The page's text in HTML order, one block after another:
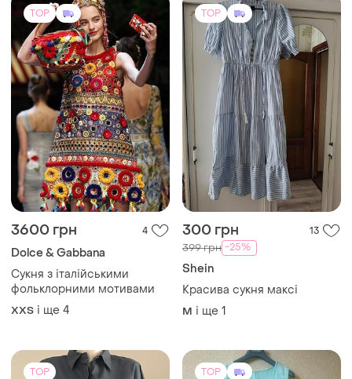
TOP
3600 грн 4
Dolce & Gabbana
Сукня з італійськими
фольклорними мотивами
XХS і ще 4
TOP
300 грн 13
399 грн -25%
Shein
Красива сукня максі
M і ще 1
TOP TOP